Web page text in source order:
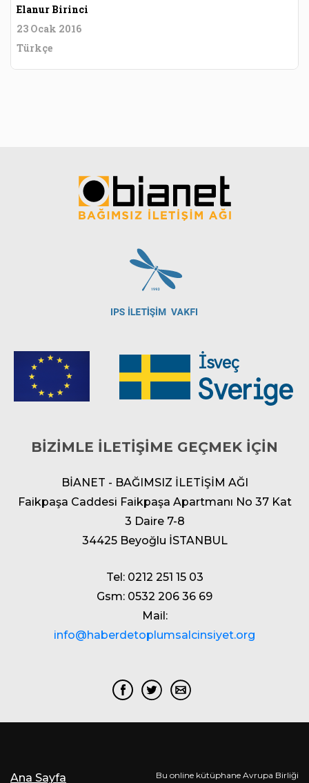
Elanur Birinci
23 Ocak 2016
Türkçe
BİZİMLE İLETİŞİME GEÇMEK İÇİN
BİANET - BAĞIMSIZ İLETİŞİM AĞI
Faikpaşa Caddesi Faikpaşa Apartmanı No 37 Kat
3 Daire 7-8
34425 Beyoğlu İSTANBUL
Tel: 0212 251 15 03
Gsm: 0532 206 36 69
Mail:
info@haberdetoplumsalcinsiyet.org
Ana Sayfa Bu online kütüphane Avrupa Birliği